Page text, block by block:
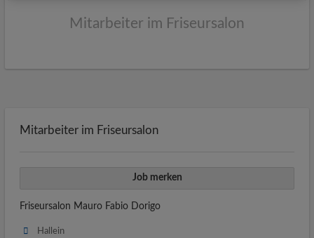
Mitarbeiter im Friseursalon
Mitarbeiter im Friseursalon
Job merken
Friseursalon Mauro Fabio Dorigo
Hallein